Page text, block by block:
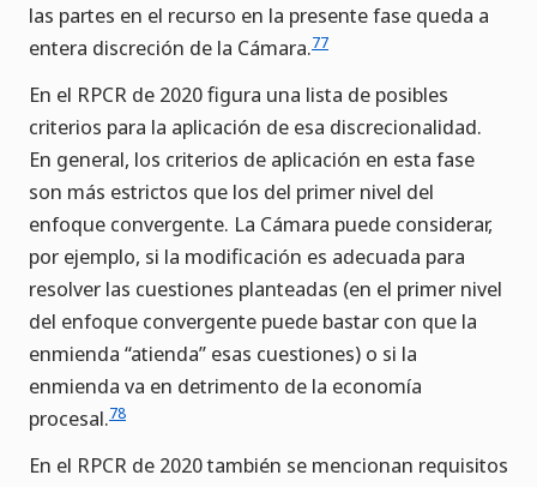
las partes en el recurso en la presente fase queda a
entera discreción de la Cámara.77
En el RPCR de 2020 figura una lista de posibles
criterios para la aplicación de esa discrecionalidad.
En general, los criterios de aplicación en esta fase
son más estrictos que los del primer nivel del
enfoque convergente. La Cámara puede considerar,
por ejemplo, si la modificación es adecuada para
resolver las cuestiones planteadas (en el primer nivel
del enfoque convergente puede bastar con que la
enmienda “atienda” esas cuestiones) o si la
enmienda va en detrimento de la economía
procesal.78
En el RPCR de 2020 también se mencionan requisitos